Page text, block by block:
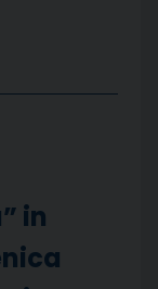
in